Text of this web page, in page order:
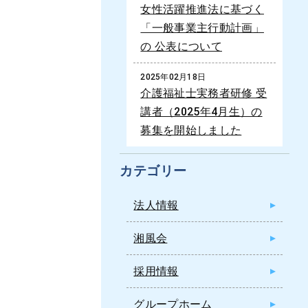
女性活躍推進法に基づく
「一般事業主行動計画」
の 公表について
2025年02月18日
介護福祉士実務者研修 受
講者（2025年4月生）の
募集を開始しました
カテゴリー
法人情報
湘風会
採用情報
グループホーム